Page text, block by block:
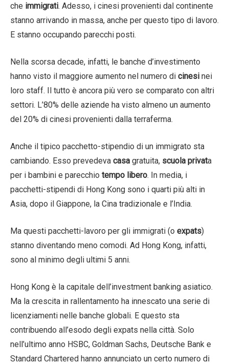
che immigrati. Adesso, i cinesi provenienti dal continente
stanno arrivando in massa, anche per questo tipo di lavoro.
E stanno occupando parecchi posti.
Nella scorsa decade, infatti, le banche d’investimento
hanno visto il maggiore aumento nel numero di cinesi nei
loro staff. Il tutto è ancora più vero se comparato con altri
settori. L’80% delle aziende ha visto almeno un aumento
del 20% di cinesi provenienti dalla terraferma.
Anche il tipico pacchetto-stipendio di un immigrato sta
cambiando. Esso prevedeva casa gratuita, scuola privata
per i bambini e parecchio tempo libero. In media, i
pacchetti-stipendi di Hong Kong sono i quarti più alti in
Asia, dopo il Giappone, la Cina tradizionale e l’India.
Ma questi pacchetti-lavoro per gli immigrati (o expats)
stanno diventando meno comodi. Ad Hong Kong, infatti,
sono al minimo degli ultimi 5 anni.
Hong Kong è la capitale dell’investment banking asiatico.
Ma la crescita in rallentamento ha innescato una serie di
licenziamenti nelle banche globali. E questo sta
contribuendo all’esodo degli expats nella città. Solo
nell’ultimo anno HSBC, Goldman Sachs, Deutsche Bank e
Standard Chartered hanno annunciato un certo numero di